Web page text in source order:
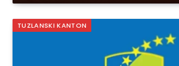
TUZLANSKI KANTON